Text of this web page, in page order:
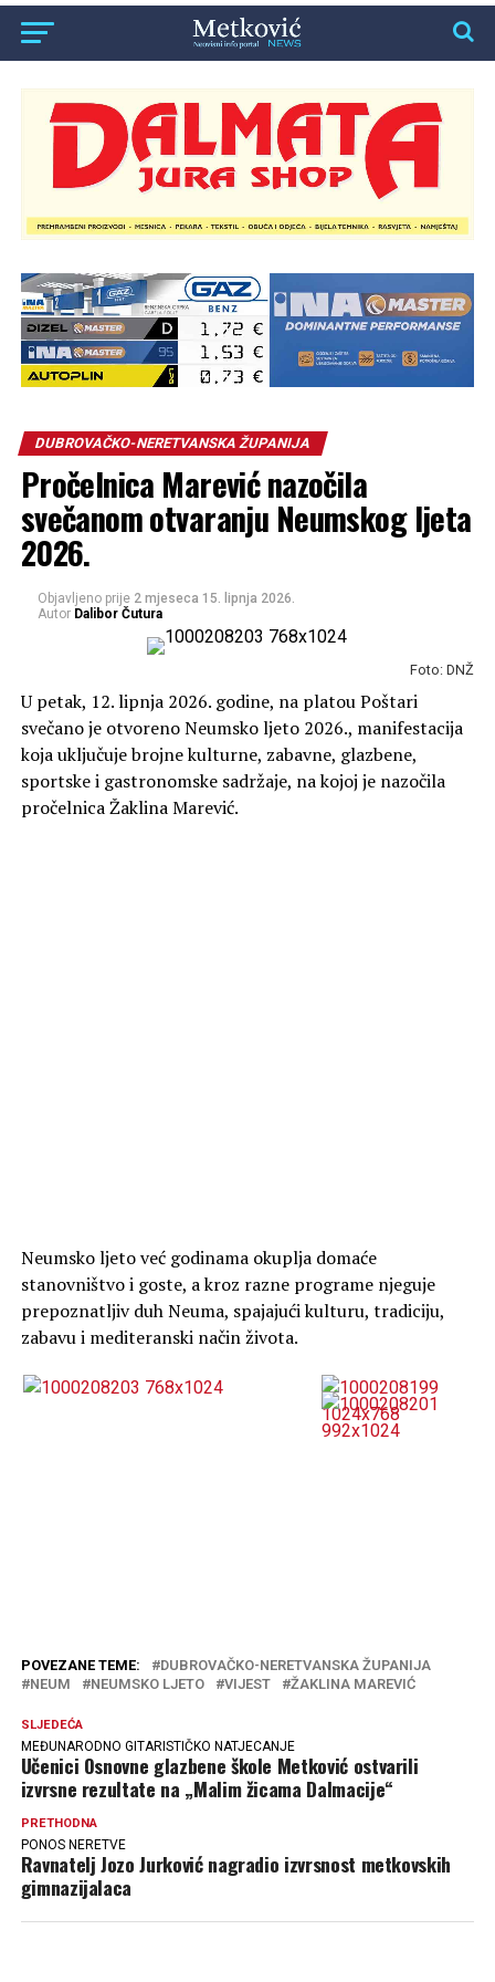
DUBROVAČKO-NERETVANSKA ŽUPANIJA
Pročelnica Marević nazočila
svečanom otvaranju Neumskog ljeta
2026.
Objavljeno prije 2 mjeseca 15. lipnja 2026.
Autor Dalibor Čutura
Foto: DNŽ
U petak, 12. lipnja 2026. godine, na platou Poštari
svečano je otvoreno Neumsko ljeto 2026., manifestacija
koja uključuje brojne kulturne, zabavne, glazbene,
sportske i gastronomske sadržaje, na kojoj je nazočila
pročelnica Žaklina Marević.
Neumsko ljeto već godinama okuplja domaće
stanovništvo i goste, a kroz razne programe njeguje
prepoznatljiv duh Neuma, spajajući kulturu, tradiciju,
zabavu i mediteranski način života.
POVEZANE TEME:
DUBROVAČKO-NERETVANSKA ŽUPANIJA
NEUM
NEUMSKO LJETO VIJEST ŽAKLINA MAREVIĆ
SLJEDEĆA
MEĐUNARODNO GITARISTIČKO NATJECANJE
Učenici Osnovne glazbene škole Metković ostvarili
izvrsne rezultate na „Malim žicama Dalmacije“
PRETHODNA
PONOS NERETVE
Ravnatelj Jozo Jurković nagradio izvrsnost metkovskih
gimnazijalaca